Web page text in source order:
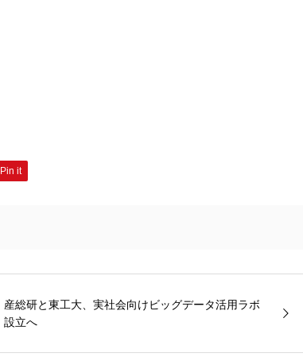
Pin it
産総研と東工大、実社会向けビッグデータ活用ラボ
設立へ